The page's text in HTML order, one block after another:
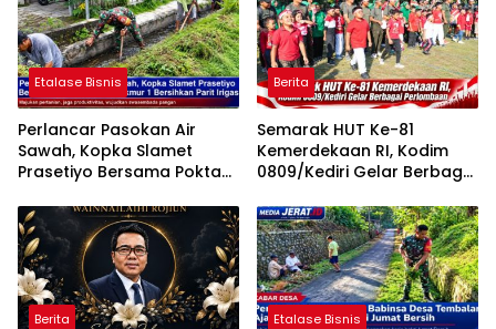
Etalase Bisnis
Perlancar Pasokan Air
Sawah, Kopka Slamet
Prasetiyo Bersama Poktan
Parit Irigasi
Berita
Semarak HUT Ke-81
Kemerdekaan RI, Kodim
0809/Kediri Gelar Berbagai
Berita Etalase Bisnis